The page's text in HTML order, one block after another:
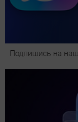
Подпишись на